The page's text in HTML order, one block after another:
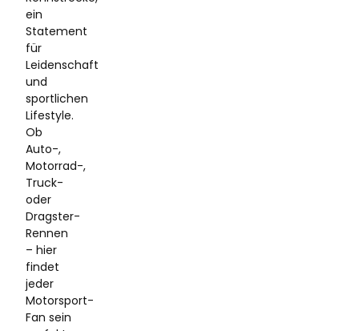
ein
Statement
für
Leidenschaft
und
sportlichen
Lifestyle.
Ob
Auto-,
Motorrad-,
Truck-
oder
Dragster-
Rennen
– hier
findet
jeder
Motorsport-
Fan sein